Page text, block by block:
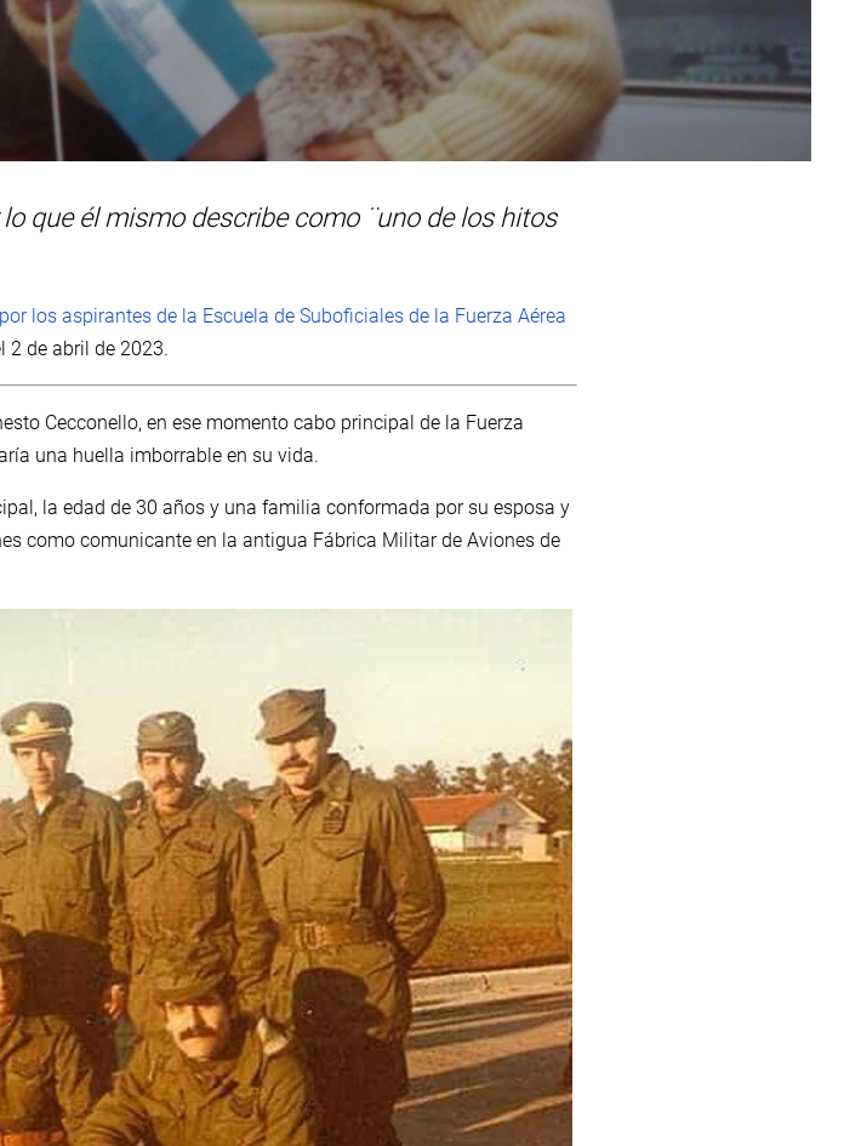
que él mismo describe como ¨uno de los hitos
los aspirantes de la Escuela de Suboficiales de la Fuerza Aérea
2 de abril de 2023.
Cecconello, en ese momento cabo principal de la Fuerza
una huella imborrable en su vida.
la edad de 30 años y una familia conformada por su esposa y
como comunicante en la antigua Fábrica Militar de Aviones de